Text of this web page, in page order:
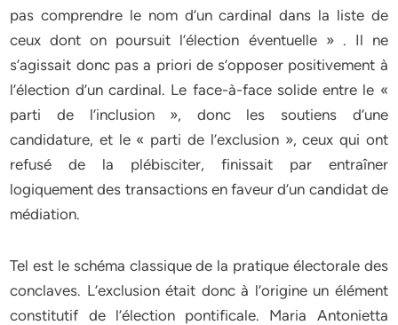
pas comprendre le nom d’un cardinal dans la liste de
ceux dont on poursuit l’élection éventuelle » . Il ne
s’agissait donc pas a priori de s’opposer positivement à
l’élection d’un cardinal. Le face-à-face solide entre le «
parti de l’inclusion », donc les soutiens d’une
candidature, et le « parti de l’exclusion », ceux qui ont
refusé de la plébisciter, finissait par entraîner
logiquement des transactions en faveur d’un candidat de
médiation.
Tel est le schéma classique de la pratique électorale des
conclaves. L’exclusion était donc à l’origine un élément
constitutif de l’élection pontificale. Maria Antonietta